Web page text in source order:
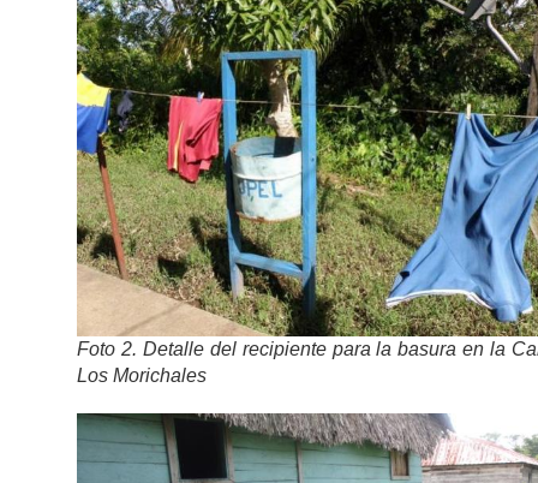
Foto 2. Detalle del recipiente para la basura en la
Los Morichales